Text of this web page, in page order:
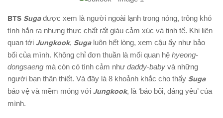
BTS Suga được xem là người ngoài lạnh trong nóng, trông khó
tính hẳn ra nhưng thực chất rất giàu cảm xúc và tinh tế. Khi liên
quan tới Jungkook, Suga luôn hết lòng, xem cậu ấy như bảo
bối của mình. Không chỉ đơn thuần là mối quan hệ hyeong-
dongsaeng mà còn có tình cảm như daddy-baby và những
người bạn thân thiết. Và đây là 8 khoảnh khắc cho thấy Suga
bảo vệ và mềm mỏng với Jungkook, là ‘bảo bối, đáng yêu’ của
mình.